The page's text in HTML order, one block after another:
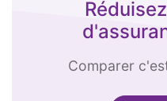
Comparer